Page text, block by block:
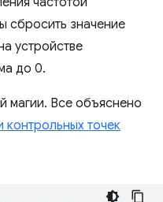
сбросить значение
устройстве
до 0.
магии. Все объяснено
контрольных точек